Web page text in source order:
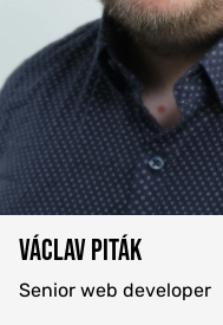
VÁCLAV PITÁK
Senior web developer